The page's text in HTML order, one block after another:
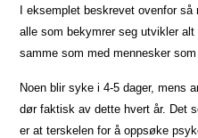
I eksemplet beskrevet ovenfor
alle som bekymrer seg utvikler
samme som med mennesker som
Noen blir syke i 4-5 dager, mens
dør faktisk av dette hvert år. Det
er at terskelen for å oppsøke